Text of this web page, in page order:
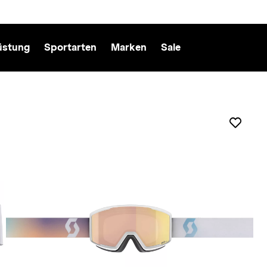
Sportarten Marken Sale